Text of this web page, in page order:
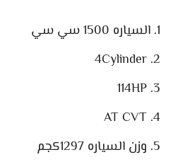
السياره 1500 سي سي
4Cylinder
114HP
AT CVT
وزن السياره 1297كجم